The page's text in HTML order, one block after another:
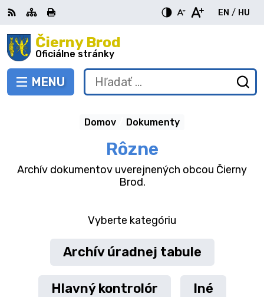
Preskočiť
na
obsah Čierny Brod
Oficiálne stránky
PREPNÚŤ
MENU
RSS MapaTlačiť
EN
English
/ HU
Hľadať:
Rôzne
Archív dokumentov uverejnených obcou Čierny
Brod.
Domov Dokumenty
Vyberte kategóriu
Archív úradnej tabule
Hlavný kontrolór Iné